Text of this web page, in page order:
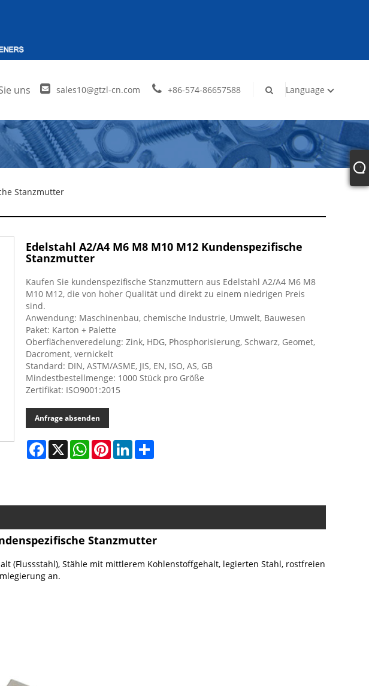
uns sales10@gtzl-cn.com +86-574-86657588 Language
Stanzmutter
Edelstahl A2/A4 M6 M8 M10 M12 Kundenspezifische
Stanzmutter
Kaufen Sie kundenspezifische Stanzmuttern aus Edelstahl A2/A4 M6 M8
M10 M12, die von hoher Qualität und direkt zu einem niedrigen Preis
sind.
Anwendung: Maschinenbau, chemische Industrie, Umwelt, Bauwesen
Paket: Karton + Palette
Oberflächenveredelung: Zink, HDG, Phosphorisierung, Schwarz, Geomet,
Dacroment, vernickelt
Standard: DIN, ASTM/ASME, JIS, EN, ISO, AS, GB
Mindestbestellmenge: 1000 Stück pro Größe
Zertifikat: ISO9001:2015
Anfrage absenden
Facebook
X WhatsAppPinterestLinkedInShare
Stanzmutter
(Flussstahl), Stähle mit mittlerem Kohlenstoffgehalt, legierten Stahl, rostfreien
an.